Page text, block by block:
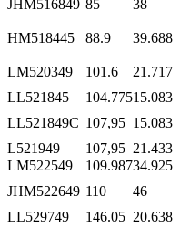
JHM516849 85 38
HM518445 88.9 39.688
LM520349 101.6 21.717
LL521845
104.77515.083
LL521849C 107,95 15.083
L521949
107,95 21.433
LM522549
109.98734.925
JHM522649 110 46
LL529749
146.05 20.638